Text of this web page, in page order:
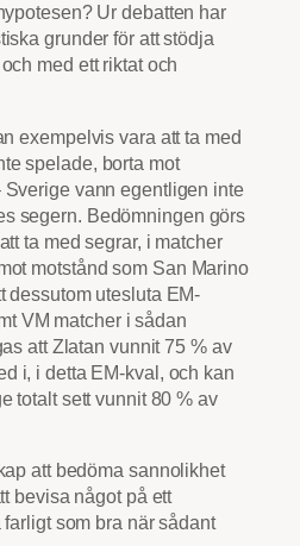
Ur debatten har
grunder för att stödja
med ett riktat och
exempelvis vara att ta med
spelade, borta mot
vann egentligen inte
segern. Bedömningen görs
ta med segrar, i matcher
motstånd som San Marino
dessutom utesluta EM-
VM matcher i sådan
att Zlatan vunnit 75 % av
i, i detta EM-kval, och kan
totalt sett vunnit 80 % av
att bedöma sannolikhet
bevisa något på ett
som bra när sådant